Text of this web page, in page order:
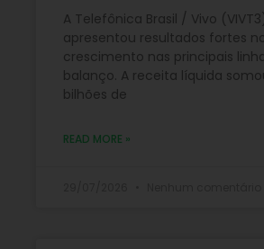
A Telefônica Brasil / Vivo
apresentou resultados fortes
crescimento nas principais
balanço. A receita líquida
bilhões de
READ MORE »